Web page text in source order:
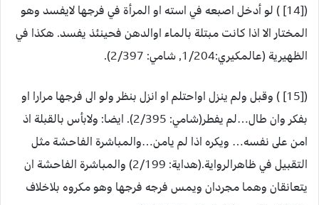
([14] ) لو أدخل اصبعه في استه او المرأة في فرجها لايفسد وهو
المختار الا اذا كانت مبتلة بالماء اوالدهن فحينئذ يفسد. هكذا في
الظهيرية (عالمكيري:1/204, شامي: 2/397).
([15] ) وقبل ولم ينزل اواحتلم او انزل بنظر ولو الى فرجها مرارا او
بفكر وان طال…لم يفطر(شامي: 2/395). ايضا: ولابأس بالقبلة اذ
امن على نفسه… ويكره اذا لم يامن…والمباشرة الفاحشة مثل
التقبيل في ظاهرالرواية.(هداية: 2/199) والمباشرة الفاحشة ان
يتعانقان وهما مجردان ويمس فرجه فرجها وهو مكروه بلاخلاف